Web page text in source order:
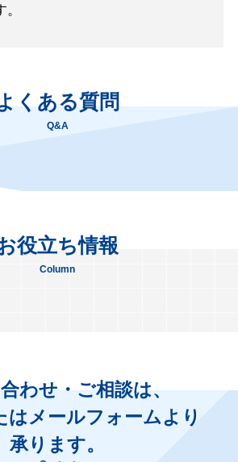
。
くある質問
Q&A
役立ち情報
Column
わせ・ご相談は、
はメールフォームより
承ります。